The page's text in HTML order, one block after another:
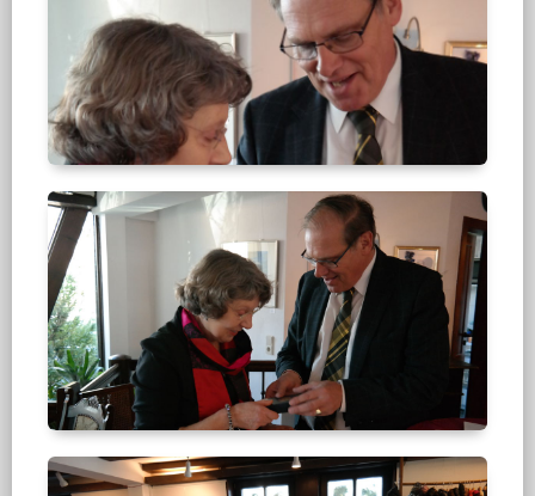
Frau
Degener,
Landrat
B.
Reuter
Frau
M.